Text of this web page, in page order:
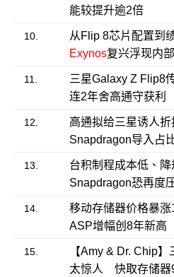
能较提升逾2倍
10.
从Flip 8芯片配置到
Exynos复兴浮现内
11. 三星Galaxy Z Flip8
连2年舍高通守获利
12.
高通拟给三星诱人
Snapdragon导入占
13.
台积制程成本低、
Snapdragon恐再度
14.
移动存储器价格暴
ASP增幅创8年新高
15. 【Amy & Dr. Chip
太惊人 快取存储器